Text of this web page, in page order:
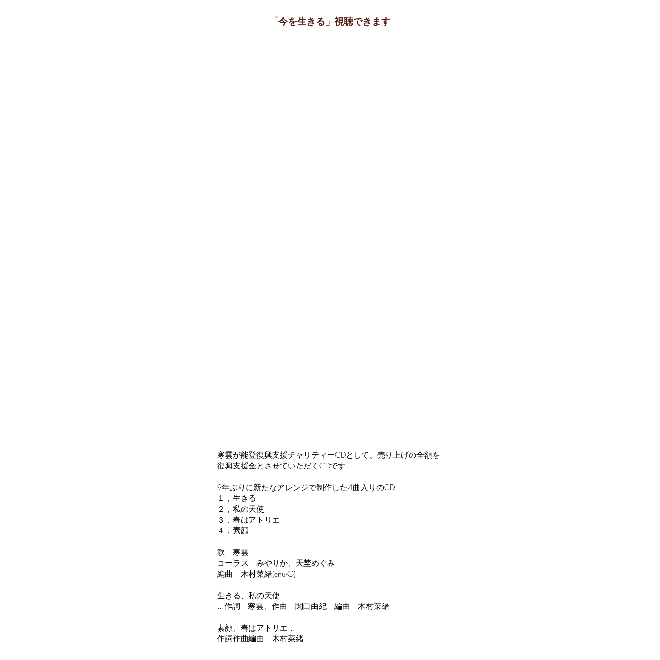
「今を生きる」視聴できます
寒雲が能登復興支援チャリティーCDとして、売り上げの全額を
復興支援金とさせていただくCDです
9年ぶりに新たなアレンジで制作した4曲入りのCD
１，生きる
２，私の天使
３，春はアトリエ
４，素顔
歌 寒雲
コーラス みやりか、天埜めぐみ
編曲 木村菜緒(enu-G)
生きる、私の天使
...作詞 寒雲、作曲 関口由紀 編曲 木村菜緒
素顔、春はアトリエ...
作詞作曲編曲 木村菜緒